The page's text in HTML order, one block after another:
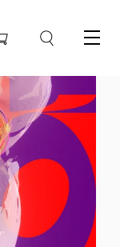
Menu